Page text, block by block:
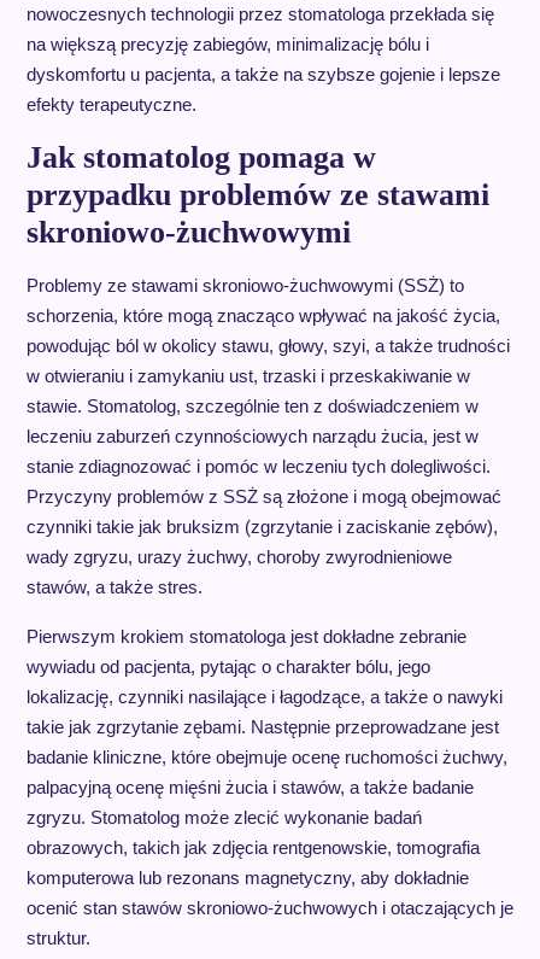
nowoczesnych technologii przez stomatologa przekłada się
na większą precyzję zabiegów, minimalizację bólu i
dyskomfortu u pacjenta, a także na szybsze gojenie i lepsze
efekty terapeutyczne.
Jak stomatolog pomaga w
przypadku problemów ze stawami
skroniowo-żuchwowymi
Problemy ze stawami skroniowo-żuchwowymi (SSŻ) to
schorzenia, które mogą znacząco wpływać na jakość życia,
powodując ból w okolicy stawu, głowy, szyi, a także trudności
w otwieraniu i zamykaniu ust, trzaski i przeskakiwanie w
stawie. Stomatolog, szczególnie ten z doświadczeniem w
leczeniu zaburzeń czynnościowych narządu żucia, jest w
stanie zdiagnozować i pomóc w leczeniu tych dolegliwości.
Przyczyny problemów z SSŻ są złożone i mogą obejmować
czynniki takie jak bruksizm (zgrzytanie i zaciskanie zębów),
wady zgryzu, urazy żuchwy, choroby zwyrodnieniowe
stawów, a także stres.
Pierwszym krokiem stomatologa jest dokładne zebranie
wywiadu od pacjenta, pytając o charakter bólu, jego
lokalizację, czynniki nasilające i łagodzące, a także o nawyki
takie jak zgrzytanie zębami. Następnie przeprowadzane jest
badanie kliniczne, które obejmuje ocenę ruchomości żuchwy,
palpacyjną ocenę mięśni żucia i stawów, a także badanie
zgryzu. Stomatolog może zlecić wykonanie badań
obrazowych, takich jak zdjęcia rentgenowskie, tomografia
komputerowa lub rezonans magnetyczny, aby dokładnie
ocenić stan stawów skroniowo-żuchwowych i otaczających je
struktur.